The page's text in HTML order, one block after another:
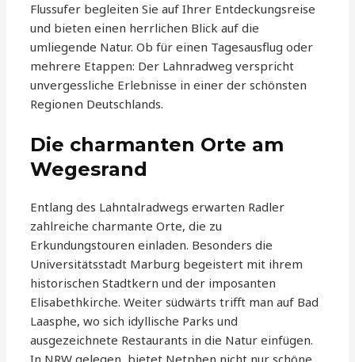
Flussufer begleiten Sie auf Ihrer Entdeckungsreise
und bieten einen herrlichen Blick auf die
umliegende Natur. Ob für einen Tagesausflug oder
mehrere Etappen: Der Lahnradweg verspricht
unvergessliche Erlebnisse in einer der schönsten
Regionen Deutschlands.
Die charmanten Orte am
Wegesrand
Entlang des Lahntalradwegs erwarten Radler
zahlreiche charmante Orte, die zu
Erkundungstouren einladen. Besonders die
Universitätsstadt Marburg begeistert mit ihrem
historischen Stadtkern und der imposanten
Elisabethkirche. Weiter südwärts trifft man auf Bad
Laasphe, wo sich idyllische Parks und
ausgezeichnete Restaurants in die Natur einfügen.